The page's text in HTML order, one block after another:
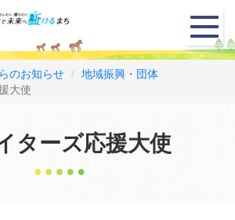
メ
ニ
ュ
のお知らせ
地域振興・団体
大使
ターズ応援大使